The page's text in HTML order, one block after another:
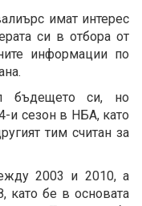
имат интерес
си в отбора от
информации по
бъдещето си, но
и сезон в НБА, като
тим считан за
2003 и 2010, а
като бе в основата